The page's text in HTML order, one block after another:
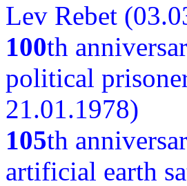
Lev Rebet
100th
political
21.01.1978)
105th
artificial earth